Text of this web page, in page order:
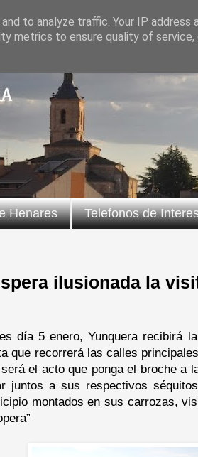
Henares Telefonos de
ilusionada la
día 5 enero, Yunquera recibirá
que recorrerá las calles
el acto que ponga el broche a
juntos a sus respectivos
montados en sus carrozas,
to analyze traffic. Your IP address
metrics to ensure quality of service,